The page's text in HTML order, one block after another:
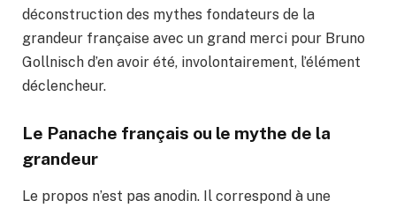
déconstruction des mythes fondateurs de la
grandeur française avec un grand merci pour Bruno
Gollnisch d’en avoir été, involontairement, l’élément
déclencheur.
Le Panache français ou le mythe de la
grandeur
Le propos n’est pas anodin. Il correspond à une